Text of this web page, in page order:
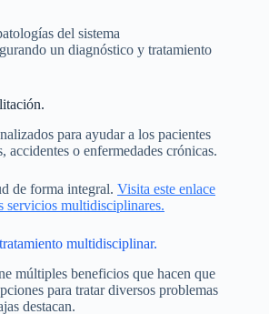
del sistema
un diagnóstico y tratamiento
para ayudar a los pacientes
accidentes o enfermedades crónicas.
de forma integral. Visita este enlace
servicios multidisciplinares.
multidisciplinar.
múltiples beneficios que hacen que
para tratar diversos problemas
destacan.